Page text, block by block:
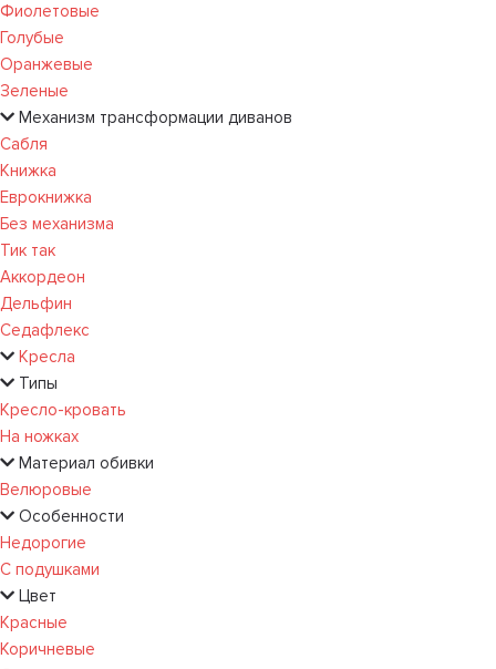
Фиолетовые
Голубые
Оранжевые
Зеленые
Механизм трансформации диванов
Сабля
Книжка
Еврокнижка
Без механизма
Тик так
Аккордеон
Дельфин
Седафлекс
Кресла
Типы
Кресло-кровать
На ножках
Материал обивки
Велюровые
Особенности
Недорогие
С подушками
Цвет
Красные
Коричневые